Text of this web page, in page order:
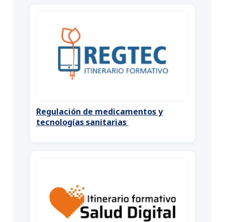
Regulación de medicamentos y
tecnologías sanitarias